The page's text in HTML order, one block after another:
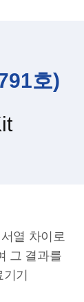
호)
열 차이로
그 결과를
기